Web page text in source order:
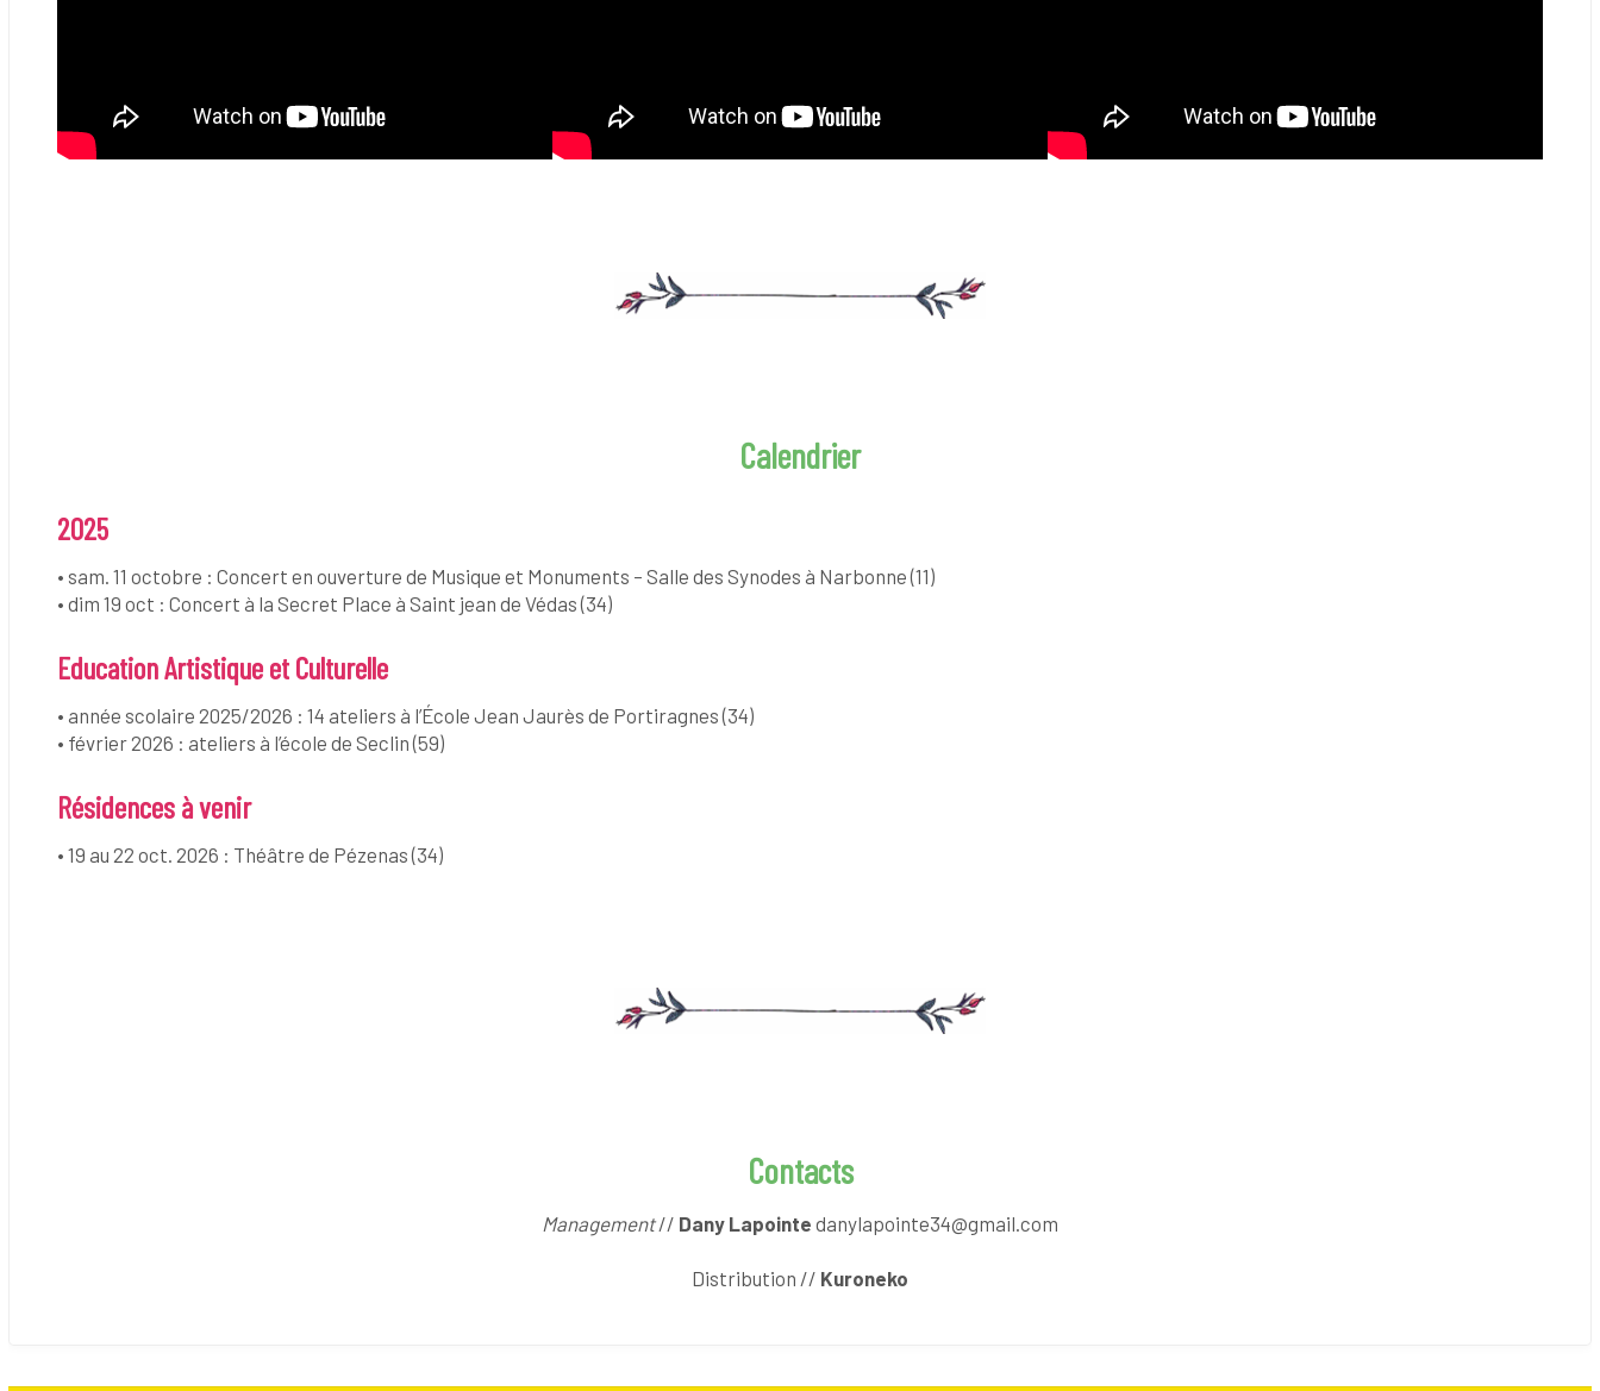
Calendrier
2025
• sam. 11 octobre : Concert en ouverture de Musique et Monuments – Salle des Synodes à Narbonne (11)
• dim 19 oct : Concert à la Secret Place à Saint jean de Védas (34)
Education Artistique et Culturelle
• année scolaire 2025/2026 : 14 ateliers à l’École Jean Jaurès de Portiragnes (34)
• février 2026 : ateliers à l’école de Seclin (59)
Résidences à venir
• 19 au 22 oct. 2026 : Théâtre de Pézenas (34)
Contacts
Management// Dany Lapointe danylapointe34@gmail.com
Distribution // Kuroneko